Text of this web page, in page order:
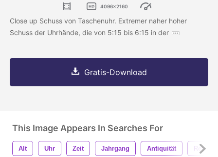
4096x2160
Close up Schuss von Taschenuhr. Extremer naher hoher
Schuss der Uhrhände, die von 5:15 bis 6:15 in der
Gratis-Download
This Image Appears In Searches For
Alt Uhr Zeit Jahrgang Antiquität Retro